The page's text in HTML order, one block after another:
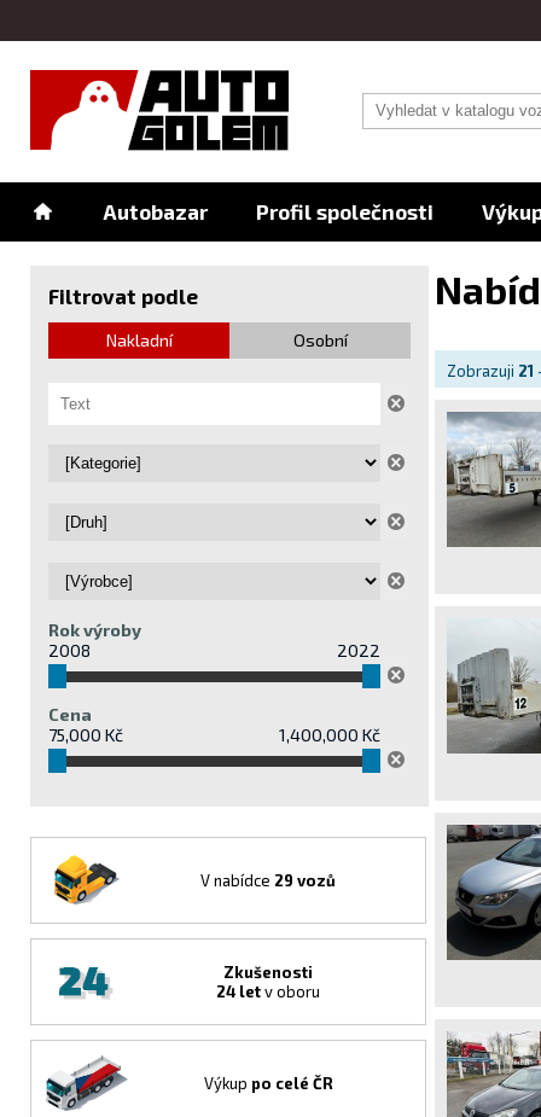
Autobazar Profil společnosti
Filtrovat podle
Nakladní Osobní
Rok výroby
2008
2022
Cena
75,000 Kč
1,400,000 Kč
V nabídce 29 vozů
Zkušenosti
24 letv oboru
Výkup po celé ČR
Zobrazuji 21